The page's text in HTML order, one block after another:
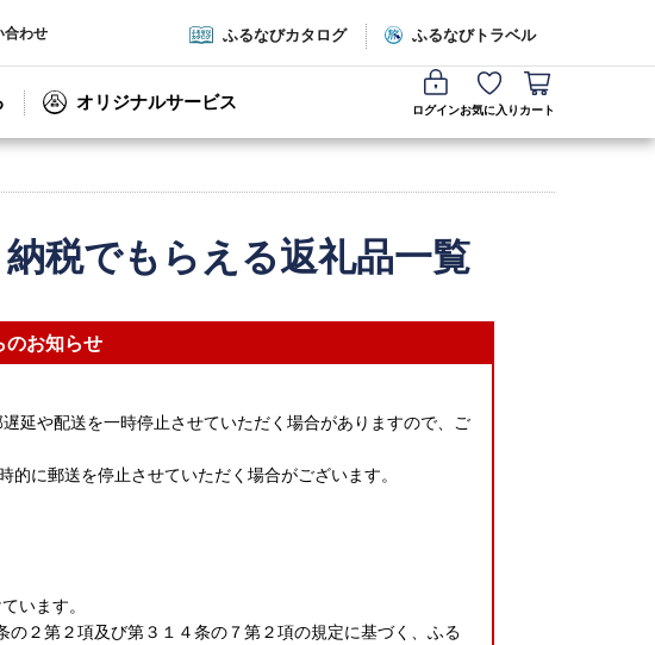
合わせ ふるなびカタログ ふるなびトラベル
オリジナルサービス ログインお気に入り カート
税でもらえる返礼品一覧
のお知らせ
延や配送を一時停止させていただく場合がありますので、ご
に郵送を停止させていただく場合がございます。
います。
２第２項及び第３１４条の７第２項の規定に基づく、ふる